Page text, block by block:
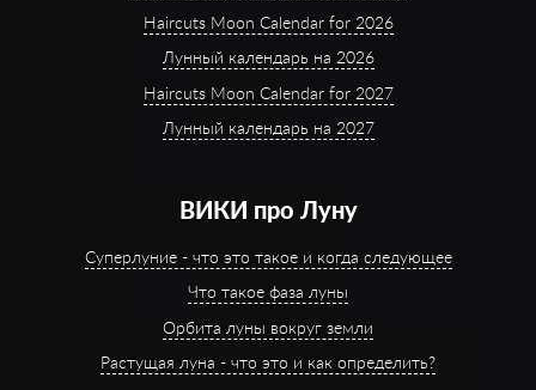
Haircuts Moon Calendar for 2026
Лунный календарь на 2026
Haircuts Moon Calendar for 2027
Лунный календарь на 2027
ВИКИ про Луну
Суперлуние - что это такое и когда следующее
Что такое фаза луны
Орбита луны вокруг земли
Растущая луна - что это и как определить?